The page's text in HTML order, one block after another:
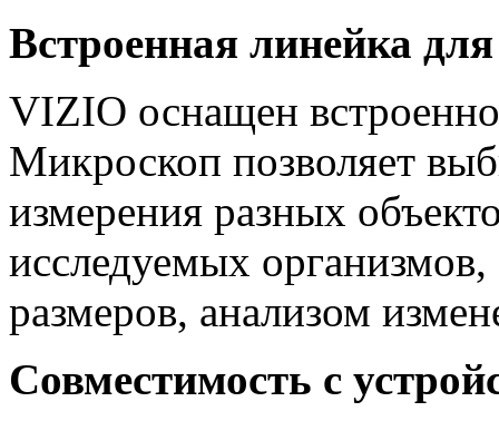
Встроенная линейка
VIZIO оснащен
Микроскоп позволяет
измерения разных
исследуемых
размеров, анализом
Совместимость с